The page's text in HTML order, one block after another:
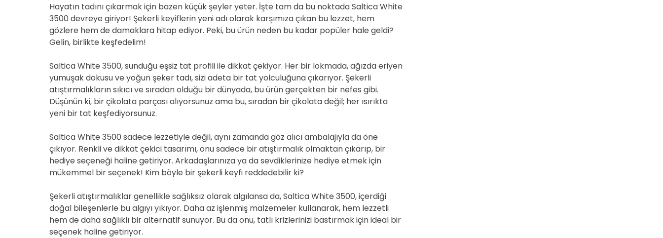
Hayatın tadını çıkarmak için bazen küçük şeyler yeter. İşte tam da bu noktada Saltica White
3500 devreye giriyor! Şekerli keyiflerin yeni adı olarak karşımıza çıkan bu lezzet, hem
gözlere hem de damaklara hitap ediyor. Peki, bu ürün neden bu kadar popüler hale geldi?
Gelin, birlikte keşfedelim!
Saltica White 3500, sunduğu eşsiz tat profili ile dikkat çekiyor. Her bir lokmada, ağızda eriyen
yumuşak dokusu ve yoğun şeker tadı, sizi adeta bir tat yolculuğuna çıkarıyor. Şekerli
atıştırmalıkların sıkıcı ve sıradan olduğu bir dünyada, bu ürün gerçekten bir nefes gibi.
Düşünün ki, bir çikolata parçası alıyorsunuz ama bu, sıradan bir çikolata değil; her ısırıkta
yeni bir tat keşfediyorsunuz.
Saltica White 3500 sadece lezzetiyle değil, aynı zamanda göz alıcı ambalajıyla da öne
çıkıyor. Renkli ve dikkat çekici tasarımı, onu sadece bir atıştırmalık olmaktan çıkarıp, bir
hediye seçeneği haline getiriyor. Arkadaşlarınıza ya da sevdiklerinize hediye etmek için
mükemmel bir seçenek! Kim böyle bir şekerli keyfi reddedebilir ki?
Şekerli atıştırmalıklar genellikle sağlıksız olarak algılansa da, Saltica White 3500, içerdiği
doğal bileşenlerle bu algıyı yıkıyor. Daha az işlenmiş malzemeler kullanarak, hem lezzetli
hem de daha sağlıklı bir alternatif sunuyor. Bu da onu, tatlı krizlerinizi bastırmak için ideal bir
seçenek haline getiriyor.